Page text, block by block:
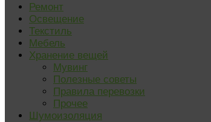
Ремонт
Освещение
Текстиль
Мебель
Хранение вещей
Мувинг
Полезные советы
Правила перевозки
Прочее
Шумоизоляция